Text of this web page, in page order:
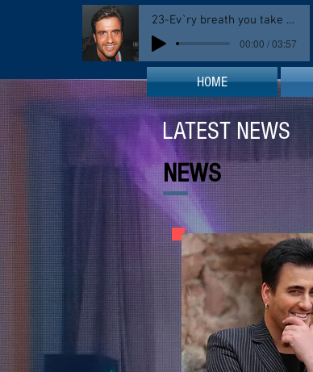
23-Ev`ry breath you take _ Steffen
00:00 / 03:57
HOME
LATEST NEWS
NEWS